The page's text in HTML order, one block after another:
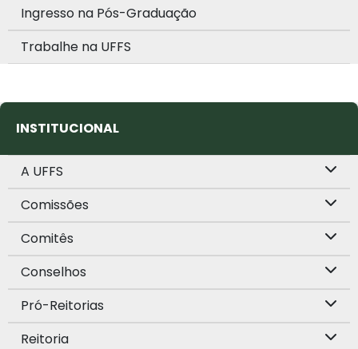
Ingresso na Pós-Graduação
Trabalhe na UFFS
INSTITUCIONAL
A UFFS
Comissões
Comitês
Conselhos
Pró-Reitorias
Reitoria